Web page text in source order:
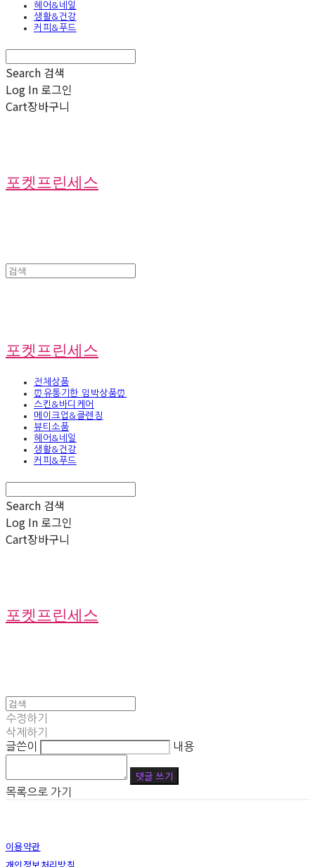
헤어&네일
생활&건강
커피&푸드
Search 검색
Log In 로그인
Cart장바구니
포켓프린세스
포켓프린세스
전체상품
⏰유통기한 임박상품⏰
스킨&바디케어
메이크업&클렌징
뷰티소품
헤어&네일
생활&건강
커피&푸드
Search 검색
Log In 로그인
Cart장바구니
포켓프린세스
수정하기
삭제하기
글쓴이
내용
댓글 쓰기
목록으로 가기
이용약관